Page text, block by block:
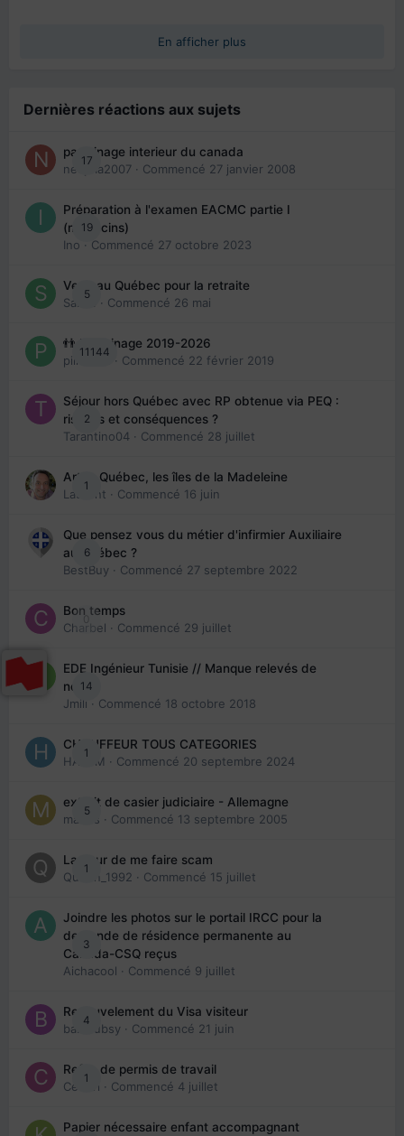
En afficher plus
Dernières réactions aux sujets
17
parrainage interieur du canada
nedjma2007 · Commencé 27 janvier 2008
19
Préparation à l'examen EACMC partie I
(médecins)
Ino · Commencé 27 octobre 2023
5
Venir au Québec pour la retraite
Sab74
· Commencé 26 mai
11144
👬 Parrainage 2019-2026
piinoush · Commencé 22 février 2019
2
Séjour hors Québec avec RP obtenue via PEQ :
risques et conséquences ?
Tarantino04 · Commencé 28 juillet
1
Arte : Québec, les îles de la Madeleine
Laurent · Commencé 16 juin
6
Que pensez vous du métier d'infirmier Auxiliaire
au Québec ?
BestBuy · Commencé 27 septembre 2022
0
Bon temps
Charbel · Commencé 29 juillet
14
EDE Ingénieur Tunisie // Manque relevés de
note
Jmili · Commencé 18 octobre 2018
1
CHAUFFEUR TOUS CATEGORIES
HAZEM · Commencé 20 septembre 2024
5
extrait de casier judiciaire - Allemagne
maries · Commencé 13 septembre 2005
1
La peur de me faire scam
Queen_1992 · Commencé 15 juillet
3
Joindre les photos sur le portail IRCC pour la
demande de résidence permanente au
Canada-CSQ reçus
Aichacool · Commencé 9 juillet
4
Renouvelement du Visa visiteur
babibubsy · Commencé 21 juin
1
Refus de permis de travail
Cedbri · Commencé 4 juillet
Papier nécessaire enfant accompagnant